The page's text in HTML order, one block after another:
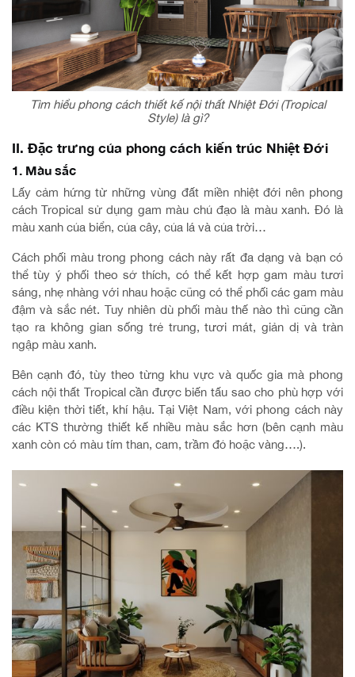
Tìm hiểu phong cách thiết kế nội thất Nhiệt Đới (Tropical
Style) là gì?
II. Đặc trưng của phong cách kiến trúc Nhiệt Đới
1. Màu sắc
Lấy cảm hứng từ những vùng đất miền nhiệt đới nên phong
cách Tropical sử dụng gam màu chủ đạo là màu xanh. Đó là
màu xanh của biển, của cây, của lá và của trời…
Cách phối màu trong phong cách này rất đa dạng và bạn có
thể tùy ý phối theo sở thích, có thể kết hợp gam màu tươi
sáng, nhẹ nhàng với nhau hoặc cũng có thể phối các gam màu
đậm và sắc nét. Tuy nhiên dù phối màu thế nào thì cũng cần
tạo ra không gian sống trẻ trung, tươi mát, giản dị và tràn
ngập màu xanh.
Bên cạnh đó, tùy theo từng khu vực và quốc gia mà phong
cách nội thất Tropical cần được biến tấu sao cho phù hợp với
điều kiện thời tiết, khí hậu. Tại Việt Nam, với phong cách này
các KTS thường thiết kế nhiều màu sắc hơn (bên cạnh màu
xanh còn có màu tím than, cam, trầm đỏ hoặc vàng….).